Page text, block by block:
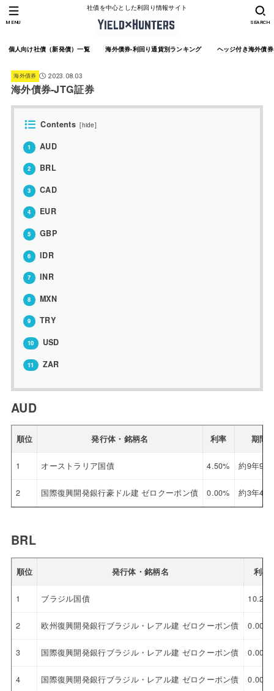
社債を中心とした利回り情報サイト
個人向け社債（新発債）一覧 海外債券-利回り通貨別ランキング ヘッジ付き海外債
SEARCH
MENU
海外債券 2023.08.03
海外債券-JTG証券
Contents [hide]
1 AUD
2 BRL
3 CAD
4 EUR
5 GBP
6 IDR
7 INR
8 MXN
9 TRY
10 USD
11 ZAR
AUD
順位 発行体・銘柄名 利率 期間
1 オーストラリア国債 4.50% 約9年9ヶ
2 国際復興開発銀行豪ドル建 ゼロクーポン債 0.00% 約3年4ヶ
BRL
順位 発行体・銘柄名 利率
1 ブラジル国債
2 欧州復興開発銀行ブラジル・レアル建 ゼロクーポン債 0.00%
3 国際復興開発銀行ブラジル・レアル建 ゼロクーポン債 0.00%
4 国際復興開発銀行ブラジル・レアル建 ゼロクーポン債 0.00%